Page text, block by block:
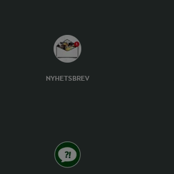
NYHETSBREV